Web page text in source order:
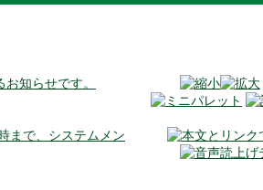
知らせです。
まで、システムメン